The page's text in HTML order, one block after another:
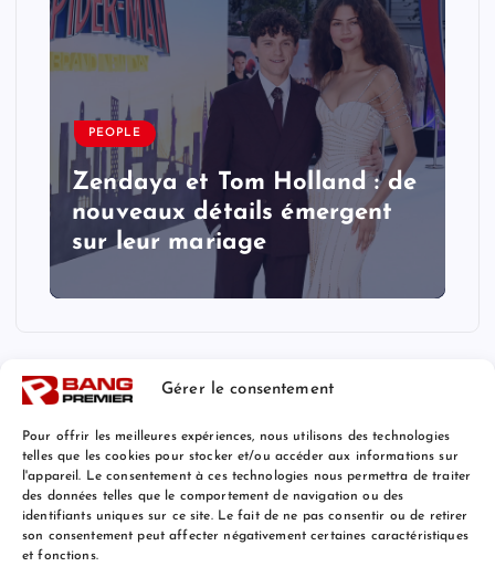
Gérer le consentement
Pour offrir les meilleures expériences, nous utilisons des technologies
telles que les cookies pour stocker et/ou accéder aux informations sur
l'appareil. Le consentement à ces technologies nous permettra de traiter
des données telles que le comportement de navigation ou des
identifiants uniques sur ce site. Le fait de ne pas consentir ou de retirer
son consentement peut affecter négativement certaines caractéristiques
et fonctions.
PEOPLE
Zendaya et Tom Holland : de
nouveaux détails émergent
sur leur mariage
Mentions Légales